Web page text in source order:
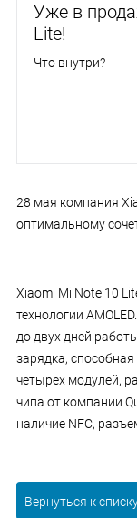
Уже в
Lite!
Что внутри?
28 мая компания
оптимальному
Xiaomi Mi Note 10
технологии
до двух дней
зарядка,
четырех модулей,
чипа от компании
наличие NFC,
Вернуться к